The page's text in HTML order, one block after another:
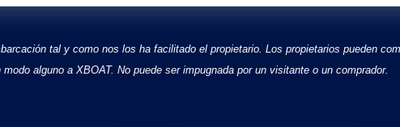
tal y como nos los ha facilitado el propietario. Los propietarios pueden
alguno a XBOAT. No puede ser impugnada por un visitante o un comprador.